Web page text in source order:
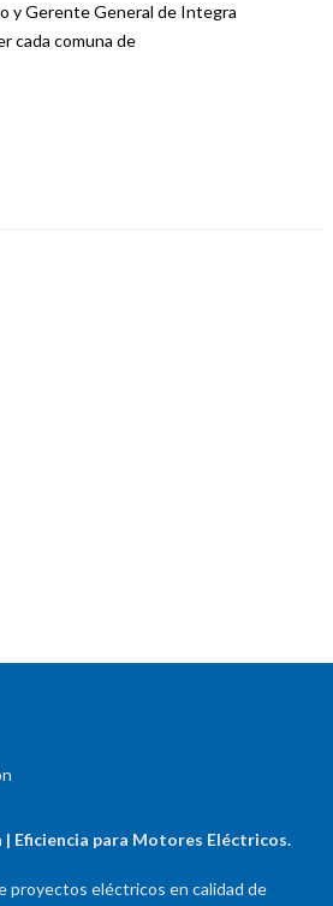
y Gerente General de Integra
cada comuna de
Eficiencia para Motores Eléctricos.
proyectos eléctricos en calidad de